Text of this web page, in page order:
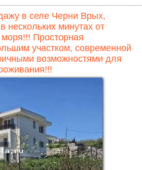
в селе Черни Врых,
нескольких минутах от
Просторная
участком, современной
возможностями для